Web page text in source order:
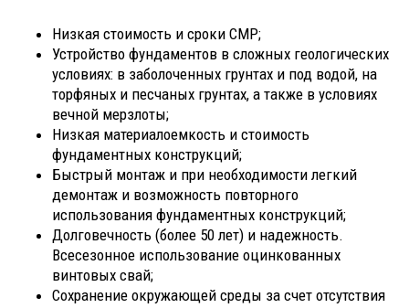
Низкая стоимость и сроки СМР;
Устройство фундаментов в сложных геологических
условиях: в заболоченных грунтах и под водой, на
торфяных и песчаных грунтах, а также в условиях
вечной мерзлоты;
Низкая материалоемкость и стоимость
фундаментных конструкций;
Быстрый монтаж и при необходимости легкий
демонтаж и возможность повторного
использования фундаментных конструкций;
Долговечность (более 50 лет) и надежность.
Всесезонное использование оцинкованных
винтовых свай;
Сохранение окружающей среды за счет отсутствия